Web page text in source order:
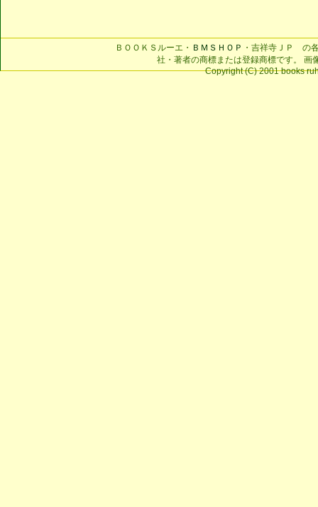
ＢＯＯＫＳルーエ・ ＢＭＳＨＯＰ ・吉祥寺ＪＰ の
社・著者の商標または登録商標です。 画
Copyright (C) 2001 books